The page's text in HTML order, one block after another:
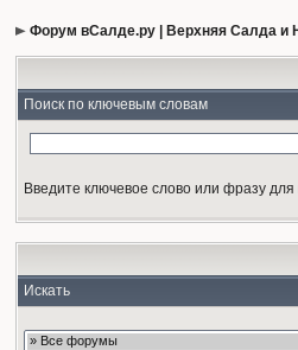
Форум вСалде.ру | Верхняя Салда и
Поиск по ключевым словам
Введите ключевое слово или фразу для
Искать